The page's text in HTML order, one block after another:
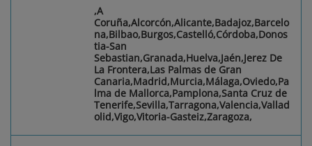
,A
Coruña,Alcorcón,Alicante,Badajoz,Barcelo
na,Bilbao,Burgos,Castelló,Córdoba,Donos
tia-San
Sebastian,Granada,Huelva,Jaén,Jerez De
La Frontera,Las Palmas de Gran
Canaria,Madrid,Murcia,Málaga,Oviedo,Pa
lma de Mallorca,Pamplona,Santa Cruz de
Tenerife,Sevilla,Tarragona,Valencia,Vallad
olid,Vigo,Vitoria-Gasteiz,Zaragoza,